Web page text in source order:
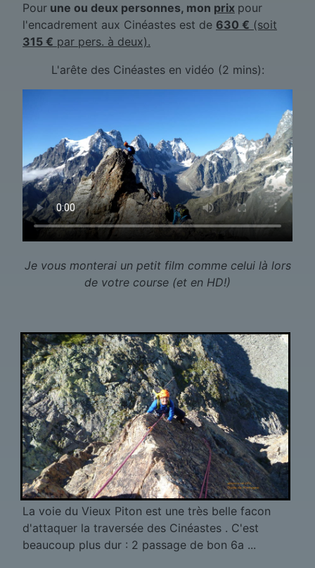
Pour une ou deux personnes, mon prix pour
l'encadrement aux Cinéastes est de 630 € (soit
315 € par pers. à deux).
L'arête des Cinéastes en vidéo (2 mins):
Je vous monterai un petit film comme celui là lors
de votre course (et en HD!)
La voie du Vieux Piton est une très belle facon
d'attaquer la traversée des Cinéastes . C'est
beaucoup plus dur : 2 passage de bon 6a ...